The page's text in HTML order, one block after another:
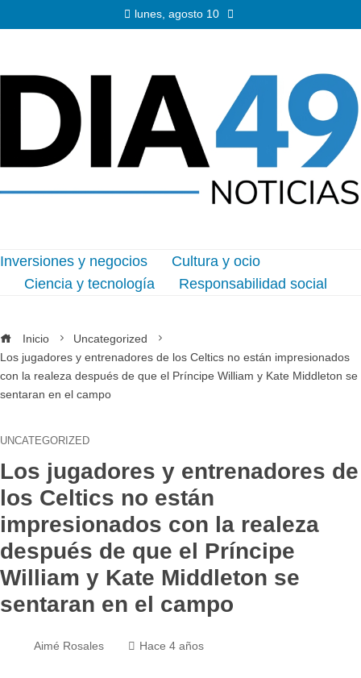
lunes, agosto 10
Inversiones y negocios
Cultura y ocio
Ciencia y tecnología
Responsabilidad social
Inicio
Uncategorized
Los jugadores y entrenadores de los Celtics no están impresionados
con la realeza después de que el Príncipe William y Kate Middleton se
sentaran en el campo
UNCATEGORIZED
Los jugadores y entrenadores de
los Celtics no están
impresionados con la realeza
después de que el Príncipe
William y Kate Middleton se
sentaran en el campo
Aimé Rosales Hace 4 años